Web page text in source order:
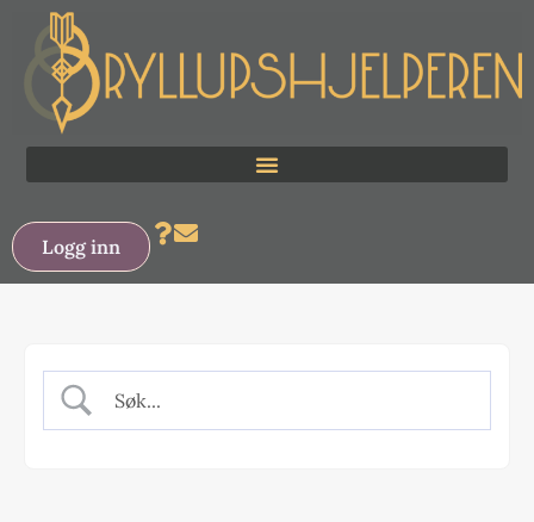
Logg inn